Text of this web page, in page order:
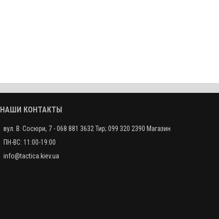
НАШИ КОНТАКТЫ
вул. В. Сосюри, 7 - 068 881 3632 Тир; 099 320 2390 Магазин
ПН-ВС: 11:00-19:00
info@tactica.kiev.ua